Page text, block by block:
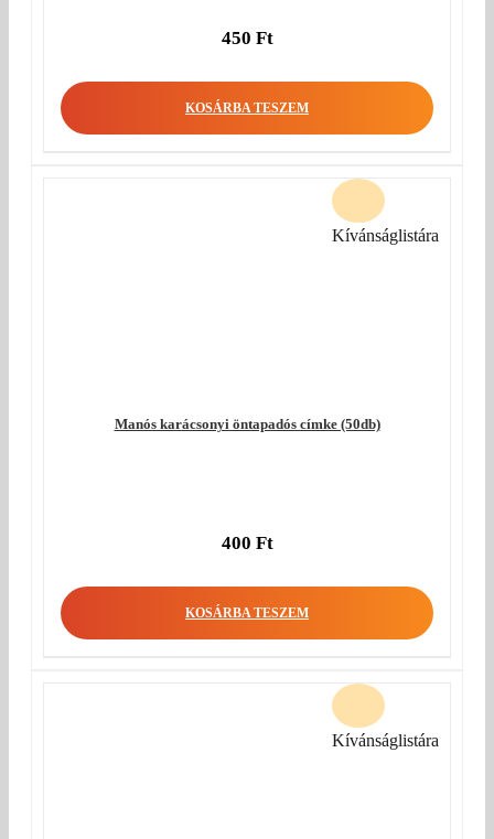
450 Ft
KOSÁRBA TESZEM
Manós karácsonyi öntapadós címke (50db)
400 Ft
KOSÁRBA TESZEM
Kívánságlistára
Kívánságlistára